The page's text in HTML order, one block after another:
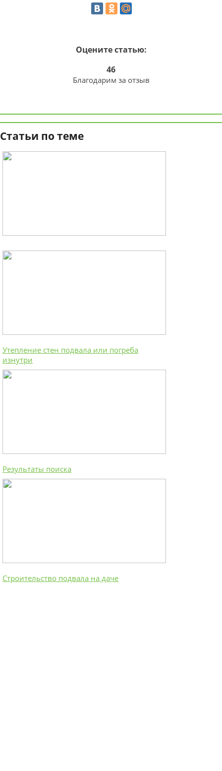
Оцените статью:
46
Благодарим за отзыв
Статьи по теме
Утепление стен подвала или погреба
изнутри
Результаты поиска
Строительство подвала на даче